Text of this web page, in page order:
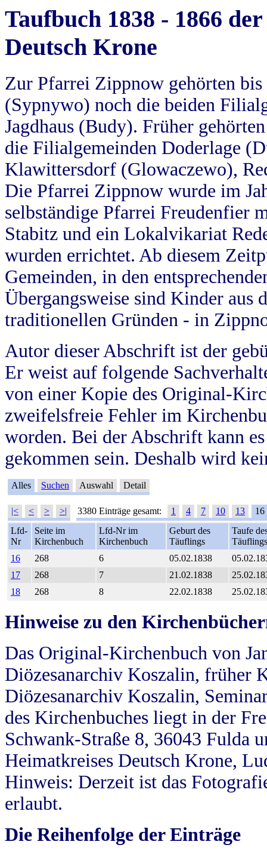
Taufbuch 1838 - 1866
Deutsch Krone
Zur Pfarrei Zippnow gehörten
(Sypnywo) noch die beiden
Jagdhaus (Budy). Früher
die Filialgemeinden Doderlage
Klawittersdorf (Glowaczewo),
Die Pfarrei Zippnow wurde im
selbständige Pfarrei Freudenfier
Stabitz und ein Lokalvikariat
wurden errichtet. Ab diesem
Gemeinden, in den
Übergangsweise sind Kinder aus
traditionellen Gründen - in
Autor dieser Abschrift ist der
Er weist auf folgende
von einer Kopie des Original-
zweifelsfreie Fehler im
worden. Bei der Abschrift kann
gekommen sein. Deshalb wird
Alles Suchen Auswahl Detail
|< < > >| 3380 Einträge gesamt: 1 4 7 10 13
16
Lfd-
Nr
Seite im
Kirchenbuch
Lfd-Nr im
Kirchenbuch
Geburt des
Täuflings
Taufe
Täuflings
16
268 6 05.02.1838
17
268 7 21.02.1838
18
268 8 22.02.1838
Hinweise zu den
Das Original-Kirchenbuch von
Diözesanarchiv Koszalin, früher
Diözesanarchiv Koszalin,
des Kirchenbuches liegt in der
Schwank-Straße 8, 36043 Fulda
Heimatkreises Deutsch Krone,
Hinweis: Derzeit ist das
erlaubt.
Die Reihenfolge der Einträge